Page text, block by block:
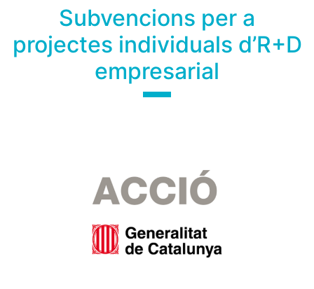
Subvencions per a
projectes individuals d’R+D
empresarial